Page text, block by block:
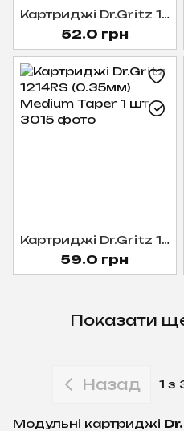
Картриджі Dr.Gritz 1209RS (0.35мм) Medium Taper 1 шт
52.0 грн
Картриджі Dr.Gritz 1214RS (0.35мм) Medium Taper 1 шт
59.0 грн
Показати
Назад 1 з
Модульні картриджі